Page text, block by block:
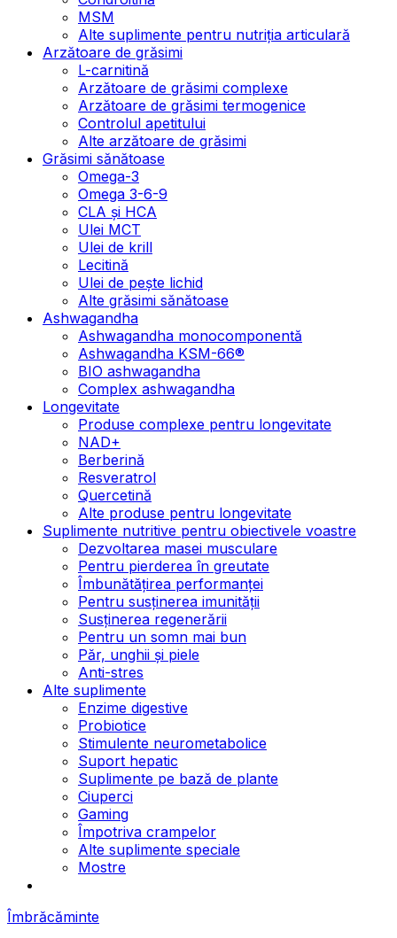
MSM
Alte suplimente pentru nutriția articulară
Arzătoare de grăsimi
L-carnitină
Arzătoare de grăsimi complexe
Arzătoare de grăsimi termogenice
Controlul apetitului
Alte arzătoare de grăsimi
Grăsimi sănătoase
Omega-3
Omega 3-6-9
CLA şi HCA
Ulei MCT
Ulei de krill
Lecitină
Ulei de pește lichid
Alte grăsimi sănătoase
Ashwagandha
Ashwagandha monocomponentă
Ashwagandha KSM-66®
BIO ashwagandha
Complex ashwagandha
Longevitate
Produse complexe pentru longevitate
NAD+
Berberină
Resveratrol
Quercetină
Alte produse pentru longevitate
Suplimente nutritive pentru obiectivele voastre
Dezvoltarea masei musculare
Pentru pierderea în greutate
Îmbunătățirea performanței
Pentru susținerea imunității
Susținerea regenerării
Pentru un somn mai bun
Păr, unghii și piele
Anti-stres
Alte suplimente
Enzime digestive
Probiotice
Stimulente neurometabolice
Suport hepatic
Suplimente pe bază de plante
Ciuperci
Gaming
Împotriva crampelor
Alte suplimente speciale
Mostre
Îmbrăcăminte